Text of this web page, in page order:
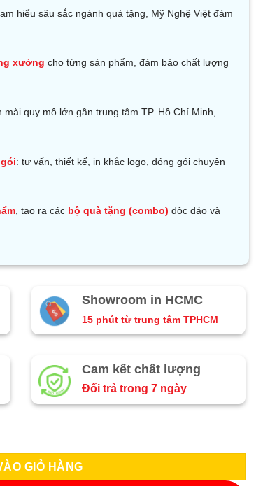
hiểu sâu sắc ngành quà tặng, Mỹ Nghệ Việt đảm
xưởng cho từng sản phẩm, đảm bảo chất lượng
mài quy mô lớn gần trung tâm TP. Hồ Chí Minh,
: tư vấn, thiết kế, in khắc logo, đóng gói chuyên
, tạo ra các bộ quà tặng (combo) độc đáo và
Showroom in HCMC
15 phút từ trung tâm TPHCM
Cam kết chất lượng
Đổi trả trong 7 ngày
TSMTBL8121 số lượng
GIỎ HÀNG